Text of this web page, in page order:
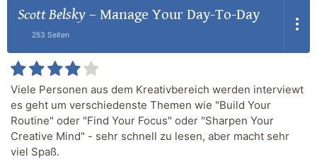
Scott Belsky– Manage Your Day-To-Day
253 Seiten
Viele Personen aus dem Kreativbereich werden interviewt
es geht um verschiedenste Themen wie "Build Your
Routine" oder "Find Your Focus" oder "Sharpen Your
Creative Mind" - sehr schnell zu lesen, aber macht sehr
viel Spaß.